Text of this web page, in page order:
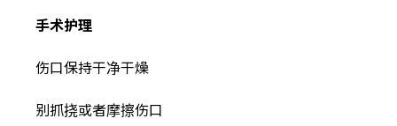
手术护理
伤口保持干净干燥
别抓挠或者摩擦伤口